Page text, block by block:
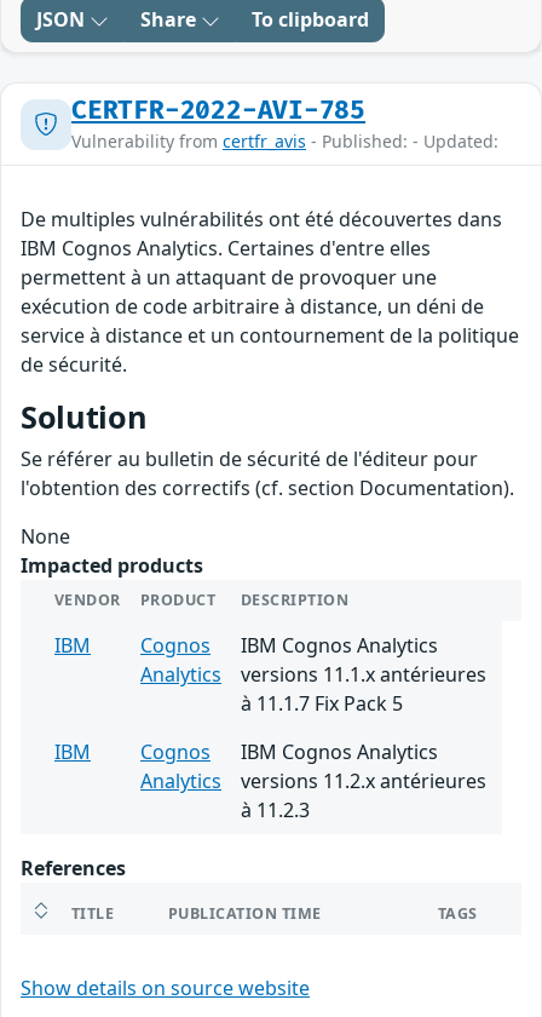
JSON Share To clipboard
CERTFR-2022-AVI-785
Vulnerability from certfr_avis - Published: - Updated:
De multiples vulnérabilités ont été découvertes dans
IBM Cognos Analytics. Certaines d'entre elles
permettent à un attaquant de provoquer une
exécution de code arbitraire à distance, un déni de
service à distance et un contournement de la politique
de sécurité.
Solution
Se référer au bulletin de sécurité de l'éditeur pour
l'obtention des correctifs (cf. section Documentation).
None
Impacted products
VENDOR PRODUCT DESCRIPTION
IBM
Cognos
Analytics
IBM Cognos Analytics
versions 11.1.x antérieures
à 11.1.7 Fix Pack 5
IBM
Cognos
Analytics
IBM Cognos Analytics
versions 11.2.x antérieures
à 11.2.3
References
TITLE PUBLICATION TIME TAGS
Show details on source website